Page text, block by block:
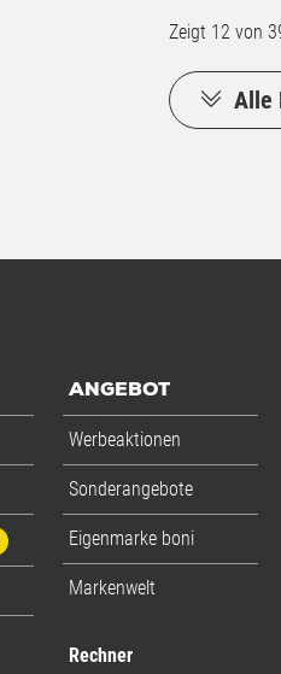
Zeigt 12 von
Alle
ANGEBOT
Werbeaktionen
Sonderangebote
Eigenmarke boni
Markenwelt
Rechner